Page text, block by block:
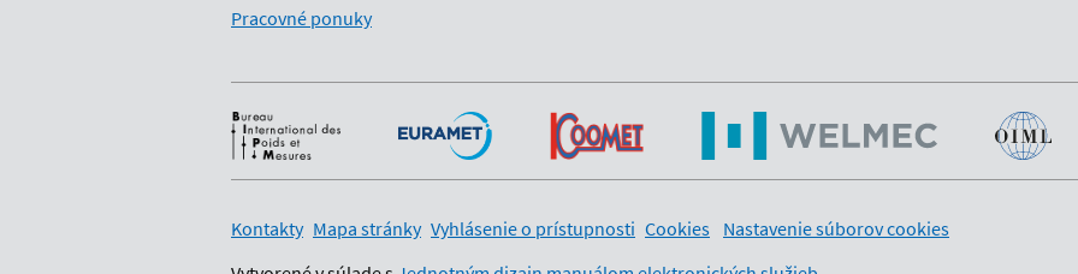
Pracovné ponuky
Medzinárodní partneri
Kontakty Mapa stránky Vyhlásenie o prístupnosti Cookies Nastavenie súborov cookies